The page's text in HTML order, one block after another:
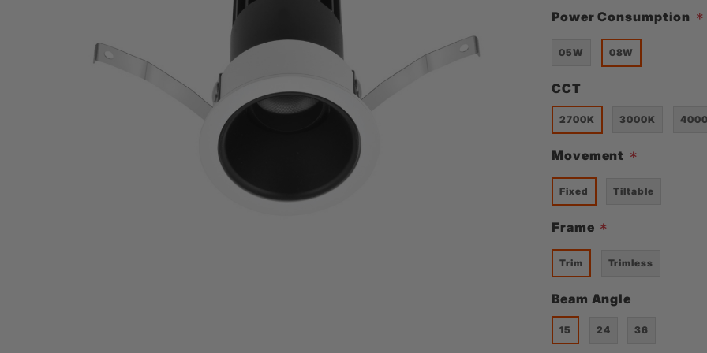
Mounting Accessories Lamp
LED Strip Light
Timbera
Power Consumption *
05W 08W
CCT
2700K 3000K
Movement *
Fixed Tiltable
Frame *
Trim Trimless
Beam Angle
15 24 36